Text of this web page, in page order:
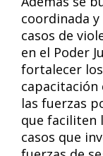
coordinada
casos de
en el Poder
fortalecer
capacitación
las fuerzas
que faciliten
casos que